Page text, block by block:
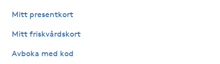
Hyaluronsyra
Hyperhidros
Mitt presentkort
Mitt friskvårdskort
Avboka med kod